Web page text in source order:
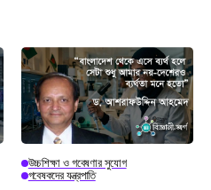
উচ্চশিক্ষা ও গবেষণার সুযোগ
গবেষকদের যন্ত্রপাতি